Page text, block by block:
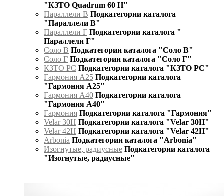
"КЗТО Quadrum 60 H"
Параллели В Подкатегории каталога
"Параллели В"
Параллели Г Подкатегории каталога "
Параллели Г"
Соло В Подкатегории каталога "Соло В"
Соло Г Подкатегории каталога "Соло Г"
КЗТО РС Подкатегории каталога "КЗТО РС"
Гармония А25 Подкатегории каталога
"Гармония А25"
Гармония А40 Подкатегории каталога
"Гармония А40"
Гармония Подкатегории каталога "Гармония"
Velar 30H Подкатегории каталога "Velar 30H"
Velar 42H Подкатегории каталога "Velar 42H"
Arbonia Подкатегории каталога "Arbonia"
Изогнутые, радиусные Подкатегории каталога
"Изогнутые, радиусные"